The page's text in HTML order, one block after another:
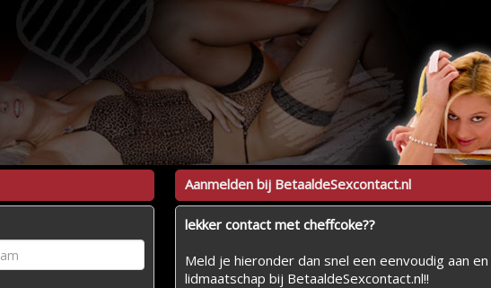
Aanmelden bij BetaaldeSexcontact.nl
lekker contact met cheffcoke??
Meld je hieronder dan snel een eenvoudig aan
lidmaatschap bij BetaaldeSexcontact.nl!!